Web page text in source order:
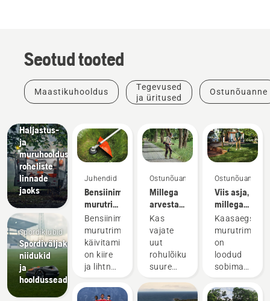
Seotud tooted
Maastikuhooldus
Tegevused
ja üritused
Ostunõuanne
Haljastus-
ja
muruhooldusseadmed
roheliste
linnade
jaoks
Spordiklubid
Spordiväljakute
niidukid
ja
hooldusseadmed
Juhendid
Bensiinimootoriga
murutrimmeri
käivitamine
Bensiinimootoriga
murutrimmeri
käivitamine
on kiire
ja lihtne.
selles
Ostunõuanne
Millega
arvestada
uue
rohulõikuri
ostmisel?
Kas
vajate
uut
rohulõikurit
suure
kõrge
Ostunõuanne
Viis asja,
millega
murutrimmeri
ostmisel
arvestada
Kaasaegsed
on
loodud
sobima